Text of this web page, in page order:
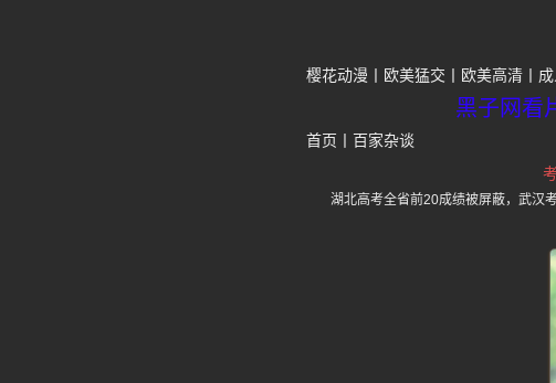
樱花动漫 欧美猛交 欧美高清
黑子网看
首页 百家杂谈
湖北高考全省前20成绩被屏蔽，武汉